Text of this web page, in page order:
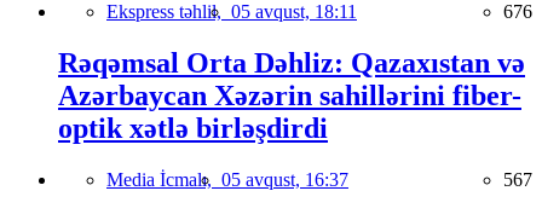
Ekspress təhlil, 05 avqust, 18:11 676
Rəqəmsal Orta Dəhliz: Qazaxıstan və
Azərbaycan Xəzərin sahillərini fiber-
optik xətlə birləşdirdi
Media İcmalı, 05 avqust, 16:37 567